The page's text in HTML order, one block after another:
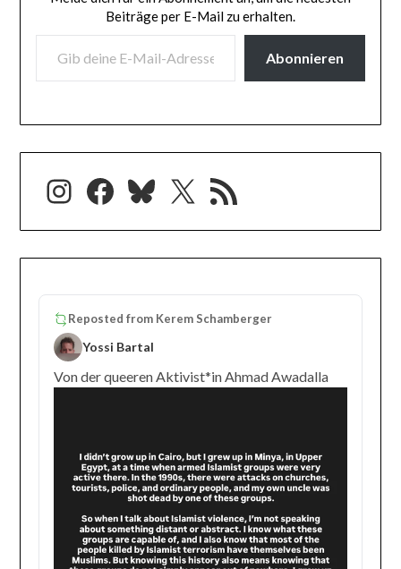
Beiträge per E-Mail zu erhalten.
GIB DEINE E-MAIL-ADRESSE EIN ...
Abonnieren
Instagram
Facebook
Bluesky
X RSS-Feed
Reposted from Kerem Schamberger
Yossi Bartal
Von der queeren Aktivist*in Ahmad Awadalla